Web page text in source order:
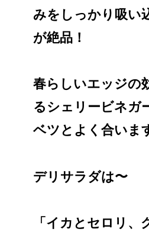
みをしっかり吸い
が絶品！
春らしいエッジの
るシェリービネガ
ベツとよく合いま
デリサラダは〜
「イカとセロリ、